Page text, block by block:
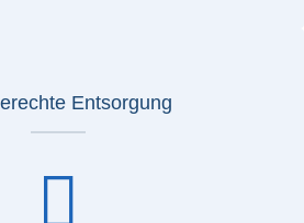
Entsorgung